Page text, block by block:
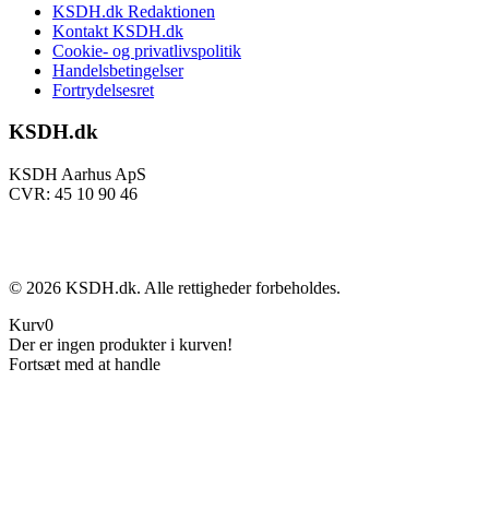
KSDH.dk Redaktionen
Kontakt KSDH.dk
Cookie- og privatlivspolitik
Handelsbetingelser
Fortrydelsesret
KSDH.dk
KSDH Aarhus ApS
CVR: 45 10 90 46
© 2026 KSDH.dk. Alle rettigheder forbeholdes.
Kurv0
Der er ingen produkter i kurven!
Fortsæt med at handle